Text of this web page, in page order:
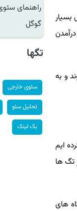
به
ایم
ها
های
راهنمای
گوگل
تگها
سئوی خارجی
تحلیل سئو
بک لینک